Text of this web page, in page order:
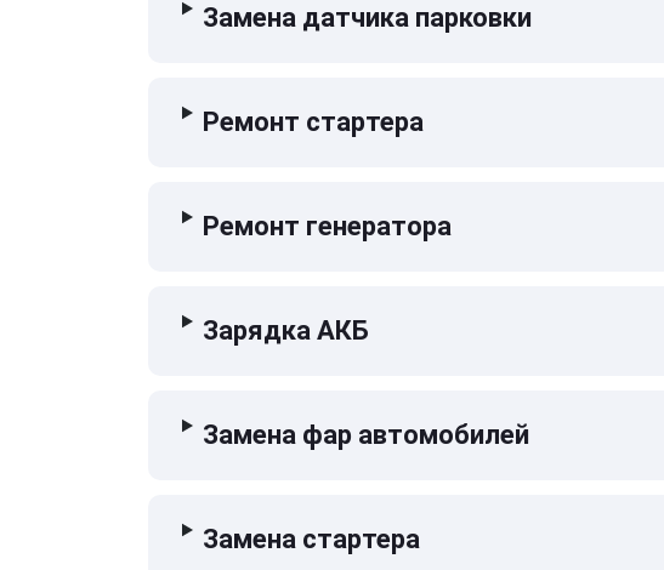
Замена датчика парковки
Ремонт стартера
Ремонт генератора
Зарядка АКБ
Замена фар автомобилей
Замена стартера